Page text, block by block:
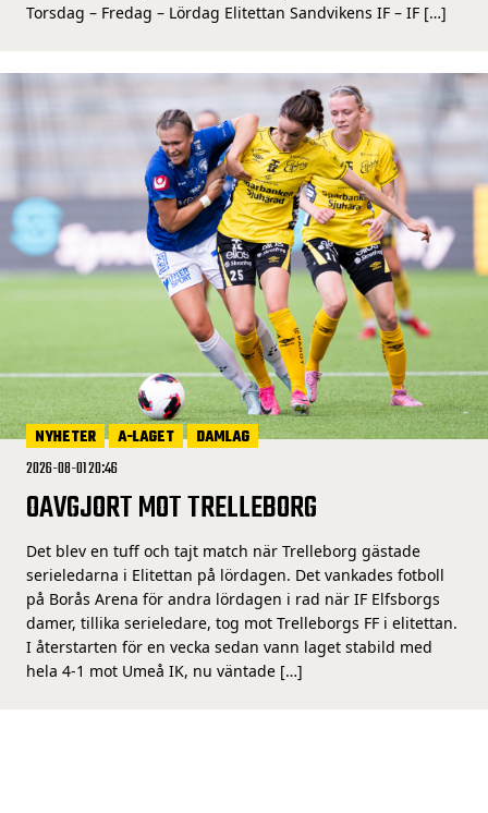
Torsdag – Fredag – Lördag Elitettan Sandvikens IF – IF […]
NYHETER A-LAGET DAMLAG
2026-08-01 20:46
OAVGJORT MOT TRELLEBORG
Det blev en tuff och tajt match när Trelleborg gästade
serieledarna i Elitettan på lördagen. Det vankades fotboll
på Borås Arena för andra lördagen i rad när IF Elfsborgs
damer, tillika serieledare, tog mot Trelleborgs FF i elitettan.
I återstarten för en vecka sedan vann laget stabild med
hela 4-1 mot Umeå IK, nu väntade […]